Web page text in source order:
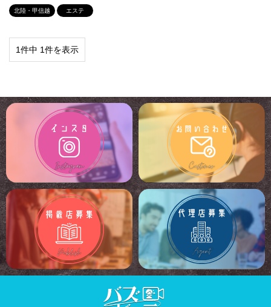
北陸・甲信越 エステ
1件中 1件を表示